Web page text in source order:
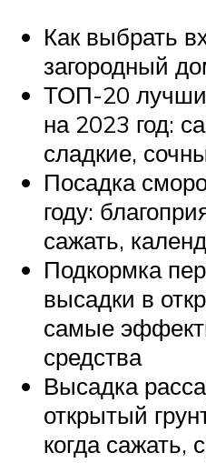
Как выбрать
загородный
ТОП-20
на 2023 год:
сладкие,
Посадка
году:
сажать,
Подкормка
высадки в
самые
средства
Высадка
открытый
когда сажать,